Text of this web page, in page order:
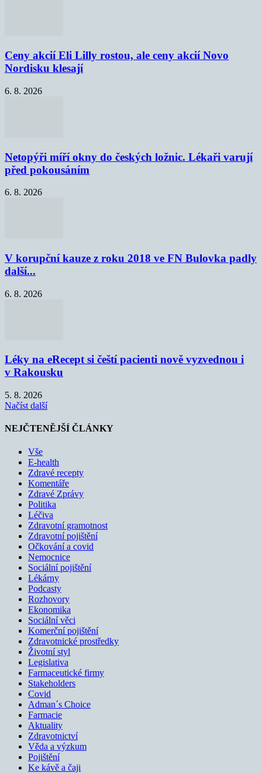
Ceny akcií Eli Lilly rostou, ale ceny akcií Novo
Nordisku klesají
6. 8. 2026
Netopýři míří okny do českých ložnic. Lékaři varují
před pokousáním
6. 8. 2026
V korupční kauze z roku 2018 ve FN Bulovka padly
další...
6. 8. 2026
Léky na eRecept si čeští pacienti nově vyzvednou i
v Rakousku
5. 8. 2026
Načíst další
NEJČTENĚJŠÍ ČLÁNKY
Vše
E-health
Zdravé recepty
Komentáře
Zdravé Zprávy
Politika
Léčiva
Zdravotní gramotnost
Zdravotní pojištění
Očkování a covid
Nemocnice
Sociální pojištění
Lékárny
Podcasty
Rozhovory
Ekonomika
Sociální věci
Komerční pojištění
Zdravotnické prostředky
Životní styl
Legislativa
Farmaceutické firmy
Stakeholders
Covid
Adman´s Choice
Farmacie
Aktuality
Zdravotnictví
Věda a výzkum
Pojištění
Ke kávě a čaji